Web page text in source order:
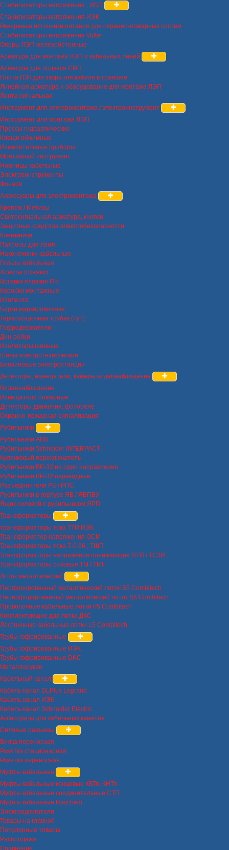
Стабилизаторы напряжения , ИБП
Стабилизаторы напряжения ИЭК
Резервные источники питания для охранно-пожарных систем
Стабилизаторы напряжения Volter
Опоры ЛЭП железобетонные
Арматура для монтажа ЛЭП и кабельных линий
Арматура для подвеса СИП
Плита ПЗК для закрытия кабеля в траншее
Линейная арматура и оборудование для монтажа ЛЭП
Лента сигнальная
Инструмент для электромонтажа / электроинструмент
Инструмент для монтажа ЛЭП
Прессы гидравлические
Клещи обжимные
Измерительные приборы
Монтажный инструмент
Ножницы кабельные
Электроинструменты
Фонари
Аксессуары для электромонтажа
Крепеж / Метизы
Светосигнальная арматура, кнопки
Защитные средства электробезопасности
Клеммники
Патроны для ламп
Наконечники кабельные
Гильзы кабельные
Хомуты (стяжки)
Вставки плавкие ПН
Коробки монтажные
Изолента
Бирки маркировочные
Термоусадочная трубка (ТуТ)
Гофродержатели
Дин-рейки
Изоляторы шинные
Шины электротехнические
Бензиновые электростанции
Детекторы, извещатели, камеры видеонаблюдения
Видеонаблюдение
Извещатели пожарные
Детекторы движения, фотореле
Охранно-пожарная сигнализация
Рубильники
Рубильники ABB
Рубильники Schneider INTERPACT
Кулачковый переключатель
Рубильники ВР-32 на одно направление
Рубильники ВР-32 перекидные
Разъединители РЕ / РПС
Рубильники в корпусе ЯБ / ЯБПВУ
Ящик силовой с рубильником ЯРП
Трансформаторы
трансформаторы тока ТТИ ИЭК
Трансформатор напряжения ОСМ
Трансформаторы тока Т-0.66 , ТШП
Трансформаторы напряжения понижающие ЯТП / ТСЗИ
Трансформаторы силовые ТМ / ТМГ
Лоток металлический
Перфорированный металлический лоток S5 Combitech
Неперфорированный металлический лоток S5 Combitech
Проволочные кабельные лотки F5 Combitech
Комплектующие для лотка ДКС
Лестничные кабельные лотки L5 Combitech
Трубы гофрированные
Трубы гофрированные ИЭК
Трубы гофрированные DKC
Металлорукав
Кабельный канал
Кабель-канал DLPlus Legrand
Кабель-канал ИЭК
Кабель-канал Schneider Electric
Аксессуары для кабельных каналов
Силовые разъемы
Вилка переносная
Розетка стационарная
Розетка переносная
Муфты кабельные
Муфты кабельные концевые КВТп, КНТп
Муфты кабельные соединительные СТП
Муфты кабельные Raychem
Электродвигатели
Товары на главной
Популярные товары
Распродажа
Сравнение